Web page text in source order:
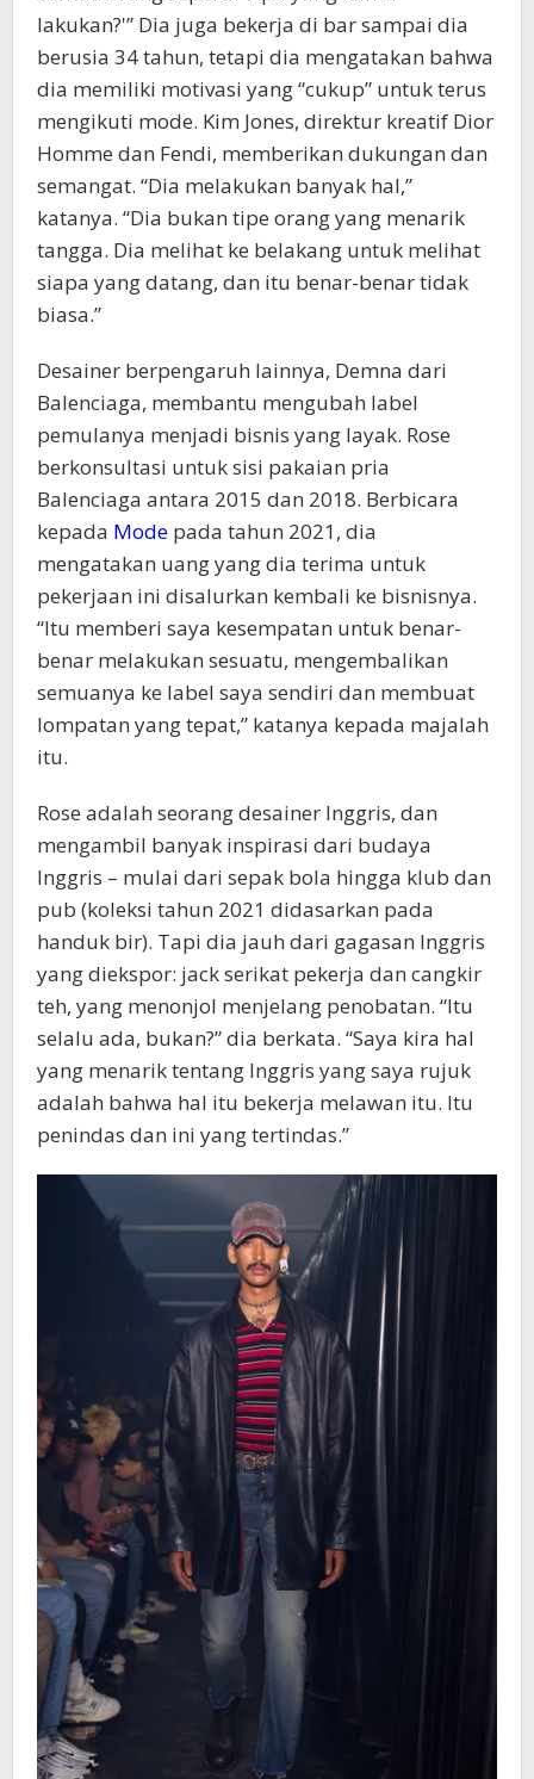
lakukan?'” Dia juga bekerja di bar sampai dia
berusia 34 tahun, tetapi dia mengatakan bahwa
dia memiliki motivasi yang “cukup” untuk terus
mengikuti mode. Kim Jones, direktur kreatif Dior
Homme dan Fendi, memberikan dukungan dan
semangat. “Dia melakukan banyak hal,”
katanya. “Dia bukan tipe orang yang menarik
tangga. Dia melihat ke belakang untuk melihat
siapa yang datang, dan itu benar-benar tidak
biasa.”
Desainer berpengaruh lainnya, Demna dari
Balenciaga, membantu mengubah label
pemulanya menjadi bisnis yang layak. Rose
berkonsultasi untuk sisi pakaian pria
Balenciaga antara 2015 dan 2018. Berbicara
kepada Mode pada tahun 2021, dia
mengatakan uang yang dia terima untuk
pekerjaan ini disalurkan kembali ke bisnisnya.
“Itu memberi saya kesempatan untuk benar-
benar melakukan sesuatu, mengembalikan
semuanya ke label saya sendiri dan membuat
lompatan yang tepat,” katanya kepada majalah
itu.
Rose adalah seorang desainer Inggris, dan
mengambil banyak inspirasi dari budaya
Inggris – mulai dari sepak bola hingga klub dan
pub (koleksi tahun 2021 didasarkan pada
handuk bir). Tapi dia jauh dari gagasan Inggris
yang diekspor: jack serikat pekerja dan cangkir
teh, yang menonjol menjelang penobatan. “Itu
selalu ada, bukan?” dia berkata. “Saya kira hal
yang menarik tentang Inggris yang saya rujuk
adalah bahwa hal itu bekerja melawan itu. Itu
penindas dan ini yang tertindas.”